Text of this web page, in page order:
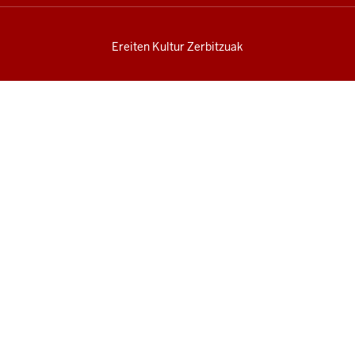
Ereiten Kultur Zerbitzuak